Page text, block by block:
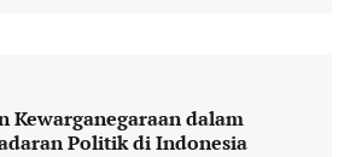
Kewarganegaraan dalam
Politik di Indonesia